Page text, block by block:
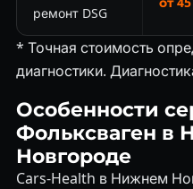
ремонт DSG
* Точная стоимость
диагностики.
Особенности
Фольксваген в
Новгороде
Cars-Health в Нижнем